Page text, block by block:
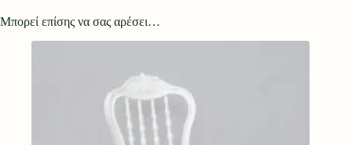
Μπορεί επίσης να σας αρέσει…